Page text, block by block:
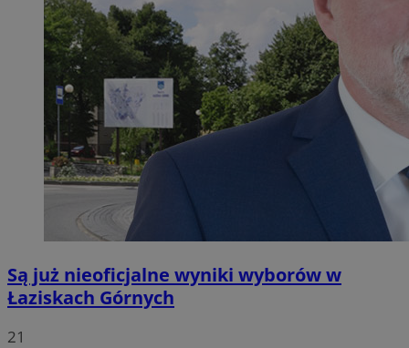
Są już nieoficjalne wyniki wyborów w
Łaziskach Górnych
21